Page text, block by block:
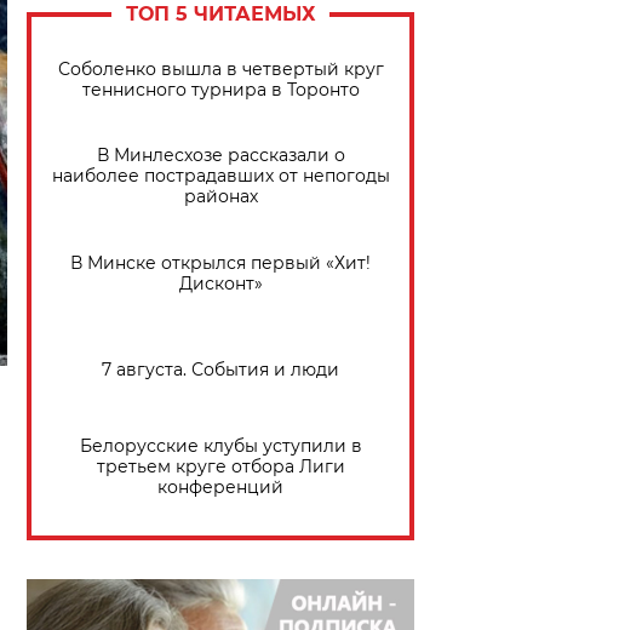
ТОП 5 ЧИТАЕМЫХ
Соболенко вышла в четвертый круг
теннисного турнира в Торонто
В Минлесхозе рассказали о
наиболее пострадавших от непогоды
районах
В Минске открылся первый «Хит!
Дисконт»
7 августа. События и люди
Белорусские клубы уступили в
третьем круге отбора Лиги
конференций